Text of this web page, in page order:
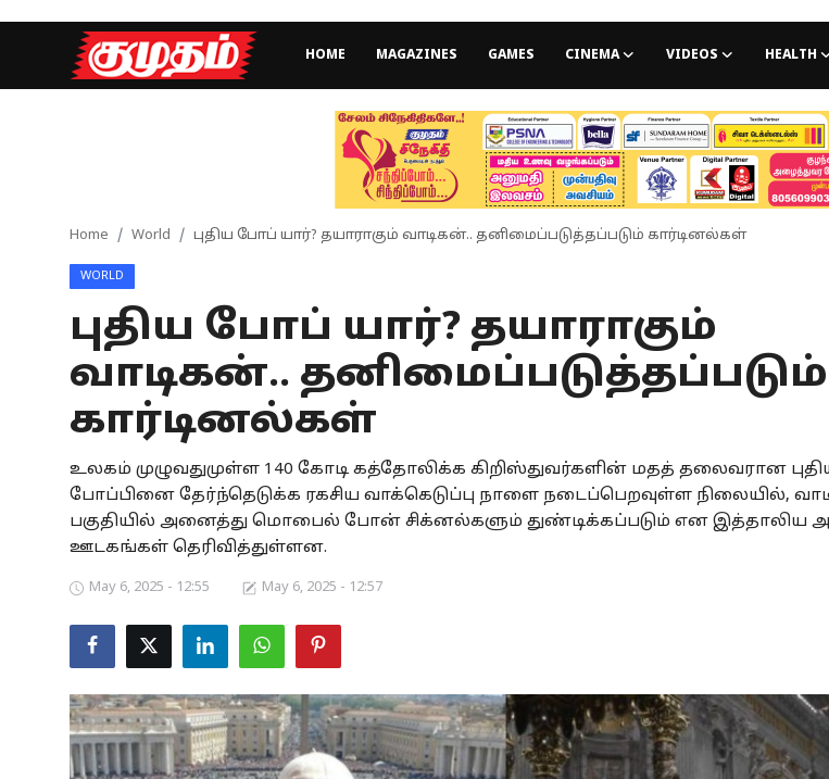
HOME MAGAZINES GAMES CINEMA VIDEOS HEALTH
Games
Health
Special Story
Business
National
Astrology
Home World புதிய போப் யார்? தயாராகும் வாடிகன்.. தனிமைப்படுத்தப்படும் கார்டினல்கள்
WORLD
புதிய போப் யார்? தயாராகும்
வாடிகன்.. தனிமைப்படுத்தப்படும்
கார்டினல்கள்
உலகம் முழுவதுமுள்ள 140 கோடி கத்தோலிக்க கிறிஸ்துவர்களின் மதத் தலைவரான
போப்பினை தேர்ந்தெடுக்க ரகசிய வாக்கெடுப்பு நாளை நடைப்பெறவுள்ள நிலையில்,
பகுதியில் அனைத்து மொபைல் போன் சிக்னல்களும் துண்டிக்கப்படும் என இத்தாலிய
ஊடகங்கள் தெரிவித்துள்ளன.
May 6, 2025 - 12:55 May 6, 2025 - 12:57